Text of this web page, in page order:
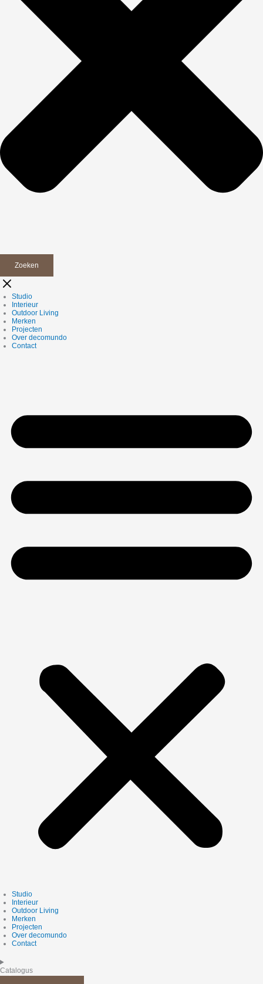
Zoeken
Studio
Interieur
Outdoor Living
Merken
Projecten
Over decomundo
Contact
Studio
Interieur
Outdoor Living
Merken
Projecten
Over decomundo
Contact
Catalogus